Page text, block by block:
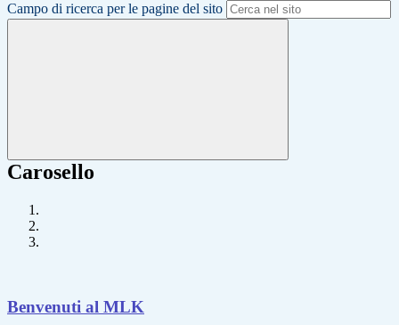
Campo di ricerca per le pagine del sito
Carosello
Benvenuti al MLK